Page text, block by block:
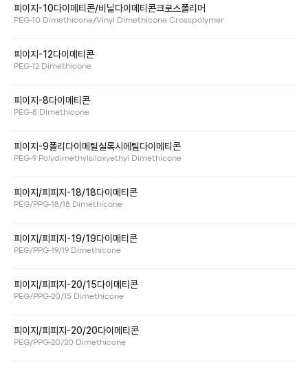
피이지-10다이메티콘/비닐다이메티콘크로스폴리머
PEG-10 Dimethicone/Vinyl Dimethicone Crosspolymer
피이지-12다이메티콘
PEG-12 Dimethicone
피이지-8다이메티콘
PEG-8 Dimethicone
피이지-9폴리다이메틸실록시에틸다이메티콘
PEG-9 Polydimethylsiloxyethyl Dimethicone
피이지/피피지-18/18다이메티콘
PEG/PPG-18/18 Dimethicone
피이지/피피지-19/19다이메티콘
PEG/PPG-19/19 Dimethicone
피이지/피피지-20/15다이메티콘
PEG/PPG-20/15 Dimethicone
피이지/피피지-20/20다이메티콘
PEG/PPG-20/20 Dimethicone